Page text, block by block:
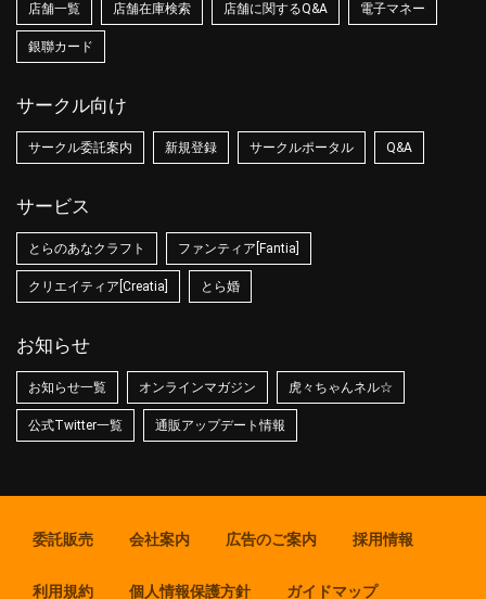
店舗一覧 店舗在庫検索 店舗に関するQ&A 電子マネー
銀聯カード
サークル向け
サークル委託案内 新規登録 サークルポータル Q&A
サービス
とらのあなクラフト ファンティア[Fantia]
クリエイティア[Creatia] とら婚
お知らせ
お知らせ一覧 オンラインマガジン 虎々ちゃんネル☆
公式Twitter一覧 通販アップデート情報
委託販売 会社案内 広告のご案内 採用情報
利用規約 個人情報保護方針 ガイドマップ